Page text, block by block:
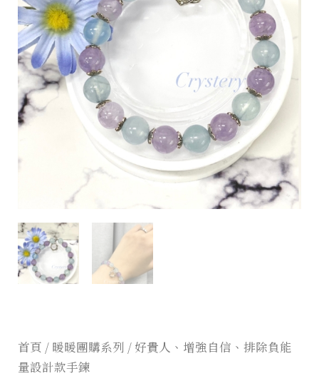
首頁 / 暖暖團購系列 / 好貴人、增強自信、排除負能
量設計款手鍊